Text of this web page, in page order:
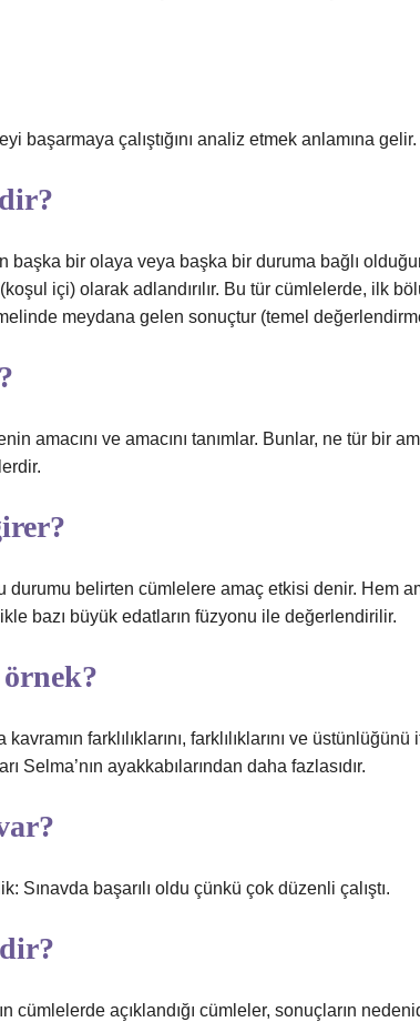
başarmaya çalıştığını analiz etmek anlamına gelir.
başka bir olaya veya başka bir duruma bağlı
içi) olarak adlandırılır. Bu tür cümlelerde, ilk
meydana gelen sonuçtur (temel
amacını ve amacını tanımlar. Bunlar, ne tür bir
durumu belirten cümlelere amaç etkisi denir. Hem
bazı büyük edatların füzyonu ile değerlendirilir.
farklılıklarını, farklılıklarını ve üstünlüğünü
Selma’nın ayakkabılarından daha fazlasıdır.
Sınavda başarılı oldu çünkü çok düzenli çalıştı.
cümlelerde açıklandığı cümleler, sonuçların